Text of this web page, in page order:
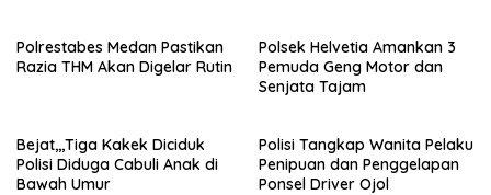
Polrestabes Medan Pastikan
Razia THM Akan Digelar Rutin
Polsek Helvetia Amankan 3
Pemuda Geng Motor dan
Senjata Tajam
Bejat,,,Tiga Kakek Diciduk
Polisi Diduga Cabuli Anak di
Bawah Umur
Polisi Tangkap Wanita Pelaku
Penipuan dan Penggelapan
Ponsel Driver Ojol